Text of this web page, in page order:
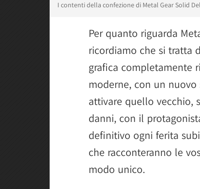
I contenti della confezione di Metal Gear Solid
Per quanto riguarda
ricordiamo che si tratta
grafica completamente
moderne, con un
attivare quello vecchio,
danni, con il
definitivo ogni ferita
che racconteranno le
modo unico.